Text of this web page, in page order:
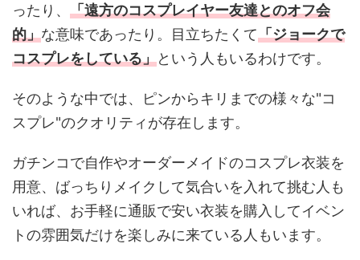
ったり、 「遠方のコスプレイヤー友達とのオフ会
的」な意味であったり。目立ちたくて「ジョークで
コスプレをしている」という人もいるわけです。
そのような中では、ピンからキリまでの様々な"コ
スプレ"のクオリティが存在します。
ガチンコで自作やオーダーメイドのコスプレ衣装を
用意、ばっちりメイクして気合いを入れて挑む人も
いれば、お手軽に通販で安い衣装を購入してイベン
トの雰囲気だけを楽しみに来ている人もいます。